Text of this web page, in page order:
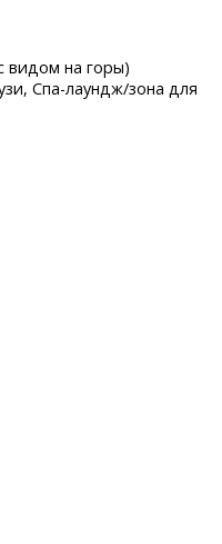
видом на горы)
Спа-лаундж/зона для